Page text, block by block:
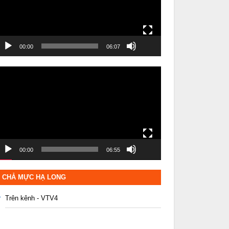
00:00 06:07
00:00 06:55
CHẢ MỰC HẠ LONG
Trên kênh - VTV4